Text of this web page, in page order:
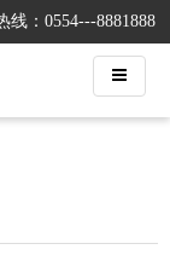
：0554---8881888